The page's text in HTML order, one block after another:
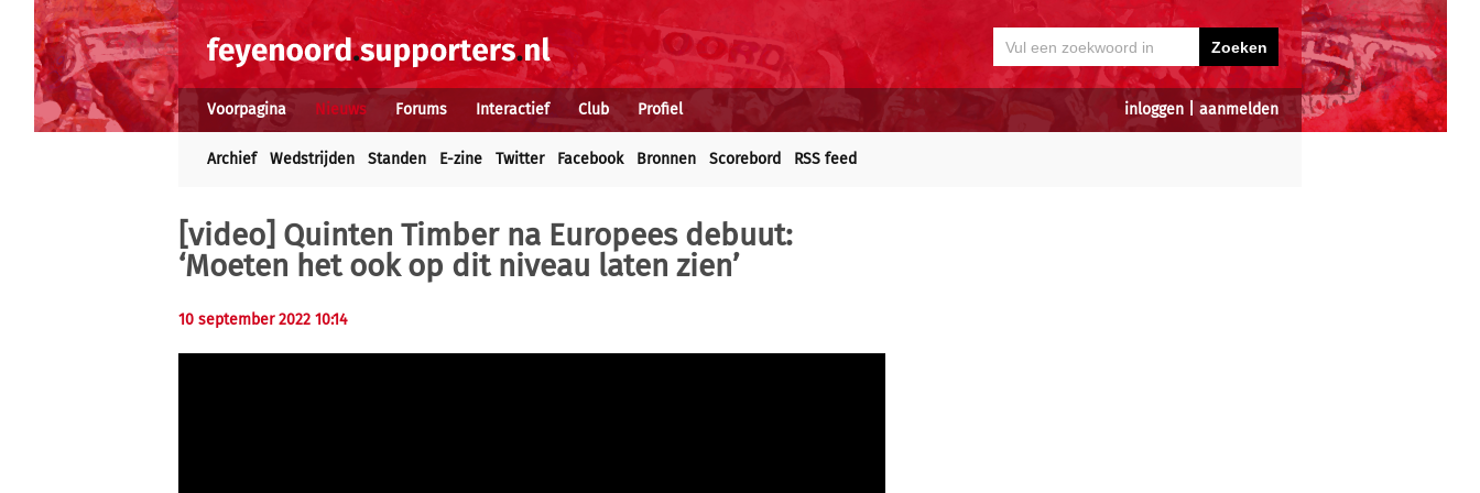
inloggen aanmelden
Voorpagina Nieuws Forums Interactief Club Profiel
Archief Wedstrijden Standen E-zine Twitter Facebook Bronnen Scorebord RSS feed
[video] Quinten Timber na Europees debuut:
‘Moeten het ook op dit niveau laten zien’
10 september 2022 10:14